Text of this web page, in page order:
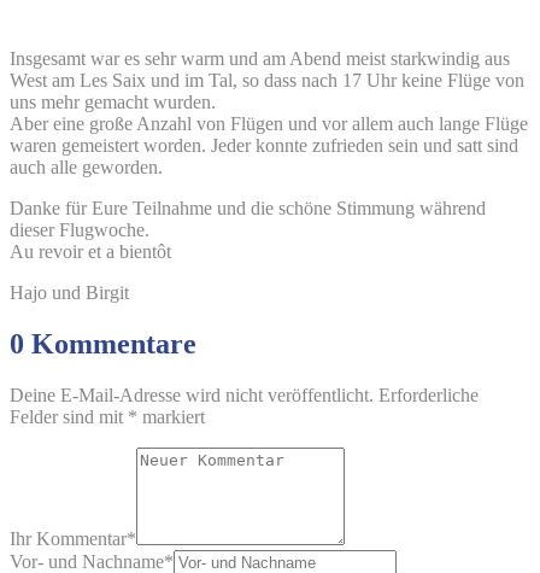
Insgesamt war es sehr warm und am Abend meist starkwindig aus
West am Les Saix und im Tal, so dass nach 17 Uhr keine Flüge von
uns mehr gemacht wurden.
Aber eine große Anzahl von Flügen und vor allem auch lange Flüge
waren gemeistert worden. Jeder konnte zufrieden sein und satt sind
auch alle geworden.
Danke für Eure Teilnahme und die schöne Stimmung während
dieser Flugwoche.
Au revoir et a bientôt
Hajo und Birgit
0 Kommentare
Deine E-Mail-Adresse wird nicht veröffentlicht. Erforderliche
Felder sind mit * markiert
Ihr Kommentar*
Vor- und Nachname*